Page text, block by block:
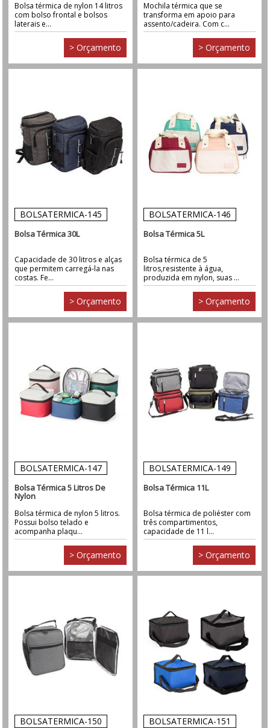
Bolsa térmica de nylon 14 litros
com bolso frontal e bolsos
laterais e...
> Orçamento
Mochila térmica que se
transforma em apoio para
assento/cadeira. Com c...
> Orçamento
BOLSATERMICA-145
Bolsa Térmica 30L
Capacidade de 30 litros e alças
que permitem carregá-la nas
costas. Fe...
> Orçamento
BOLSATERMICA-146
Bolsa Térmica 5L
Bolsa térmica de 5
litros,resistente à água,
produzida em nylon, suas ...
> Orçamento
BOLSATERMICA-147
Bolsa Térmica 5 Litros De
Nylon
Bolsa térmica de nylon 5 litros.
Possui bolso telado e
acompanha plaqu...
> Orçamento
BOLSATERMICA-149
Bolsa Térmica 11L
Bolsa térmica de poliéster com
três compartimentos,
capacidade de 11 l...
> Orçamento
BOLSATERMICA-150 BOLSATERMICA-151